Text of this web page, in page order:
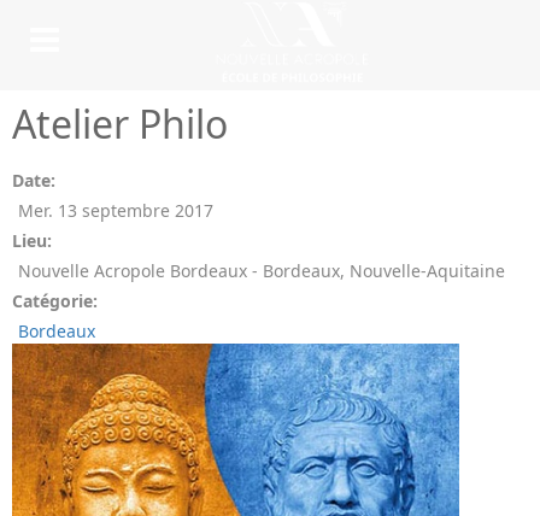
Atelier Philo
Date:
Mer. 13 septembre 2017
Lieu:
Nouvelle Acropole Bordeaux - Bordeaux, Nouvelle-Aquitaine
Catégorie:
Bordeaux